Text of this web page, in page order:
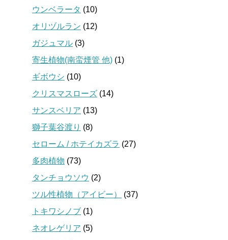
ウンベラータ (10)
オリヅルラン (12)
ガジュマル (3)
寄生植物(南蛮煙管 他) (1)
ギボウシ (10)
クリスマスローズ (14)
サンスベリア (13)
獅子葉谷渡り (8)
セローム / ホテイカズラ (27)
多肉植物 (73)
タンチョウソウ (2)
ツル性植物（アイビー）
(37)
トキワシノブ (1)
ネオレゲリア (5)